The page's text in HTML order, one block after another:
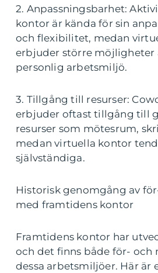
2. Anpassningsbarhet:
kontor är kända för sin
och flexibilitet, medan
erbjuder större möjligheter
personlig arbetsmiljö.
3. Tillgång till resurser:
erbjuder oftast tillgång till
resurser som mötesrum,
medan virtuella kontor
självständiga.
Historisk genomgång av
med framtidens kontor
Framtidens kontor har
och det finns både för- och
dessa arbetsmiljöer. Här är